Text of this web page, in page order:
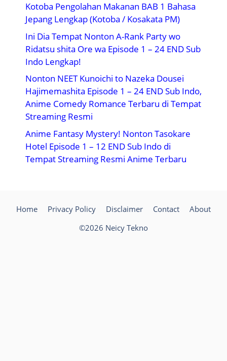
Kotoba Pengolahan Makanan BAB 1 Bahasa
Jepang Lengkap (Kotoba / Kosakata PM)
Ini Dia Tempat Nonton A-Rank Party wo
Ridatsu shita Ore wa Episode 1 – 24 END Sub
Indo Lengkap!
Nonton NEET Kunoichi to Nazeka Dousei
Hajimemashita Episode 1 – 24 END Sub Indo,
Anime Comedy Romance Terbaru di Tempat
Streaming Resmi
Anime Fantasy Mystery! Nonton Tasokare
Hotel Episode 1 – 12 END Sub Indo di
Tempat Streaming Resmi Anime Terbaru
Home Privacy Policy Disclaimer Contact
About
©2026 Neicy Tekno